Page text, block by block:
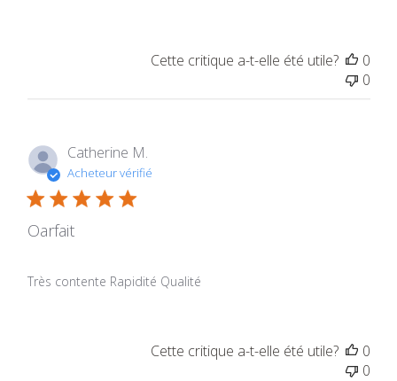
Cette critique a-t-elle été utile?
0
0
Catherine M.
Acheteur vérifié
Oarfait
Très contente Rapidité Qualité
Cette critique a-t-elle été utile?
0
0